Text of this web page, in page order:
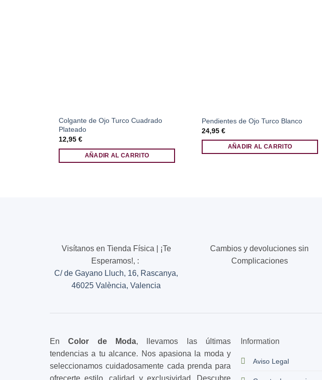
Colgante de Ojo Turco Cuadrado
Plateado
12,95€
AÑADIR AL CARRITO
Pendientes de Ojo Turco Blanco
24,95€
AÑADIR AL CARRITO
Visítanos en Tienda Física | ¡Te
Esperamos!, :
C/ de Gayano Lluch, 16, Rascanya,
46025 València, Valencia
Cambios y devoluciones sin
Complicaciones
EnColor de Moda, llevamos las últimas
tendencias a tu alcance. Nos apasiona la moda y
seleccionamos cuidadosamente cada prenda para
ofrecerte estilo, calidad y exclusividad. Descubre
Information
Aviso Legal